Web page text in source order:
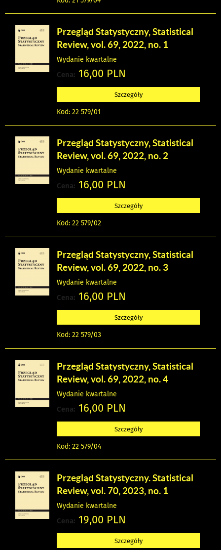
Przegląd Statystyczny, Statistical
Review, vol. 69, 2022, no. 1
Wydanie kwartalne
Cena: 16,00 PLN
Szczegóły
Kod: 22 579/01
Przegląd Statystyczny, Statistical
Review, vol. 69, 2022, no. 2
Wydanie kwartalne
Cena: 16,00 PLN
Szczegóły
Kod: 22 579/02
Przegląd Statystyczny, Statistical
Review, vol. 69, 2022, no. 3
Wydanie kwartalne
Cena: 16,00 PLN
Szczegóły
Kod: 22 579/03
Przegląd Statystyczny, Statistical
Review, vol. 69, 2022, no. 4
Wydanie kwartalne
Cena: 16,00 PLN
Szczegóły
Kod: 22 579/04
Przegląd Statystyczny. Statistical
Review, vol. 70, 2023, no. 1
Wydanie kwartalne
Cena: 19,00 PLN
Szczegóły